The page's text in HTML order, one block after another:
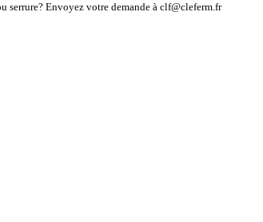
serrure? Envoyez votre demande à clf@cleferm.fr